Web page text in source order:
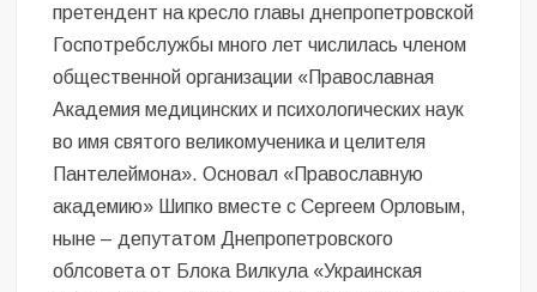
претендент на кресло главы днепропетровской
Госпотребслужбы много лет числилась членом
общественной организации «Православная
Академия медицинских и психологических наук
во имя святого великомученика и целителя
Пантелеймона». Основал «Православную
академию» Шипко вместе с Сергеем Орловым,
ныне – депутатом Днепропетровского
облсовета от Блока Вилкула «Украинская